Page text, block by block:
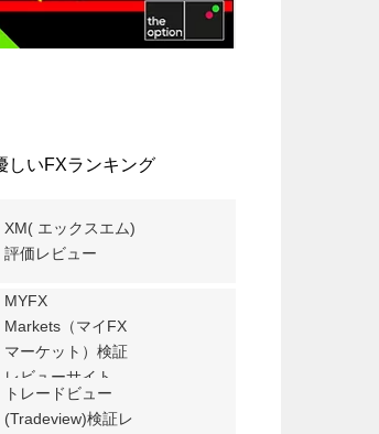
しいFXランキング
XM( エックスエム)
評価レビュー
MYFX
Markets（マイFX
マーケット）検証
レビューサイト
トレードビュー
(Tradeview)検証レ